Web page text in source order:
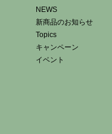
NEWS
新商品のお知らせ
Topics
キャンペーン
イベント